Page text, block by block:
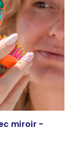
miroir -